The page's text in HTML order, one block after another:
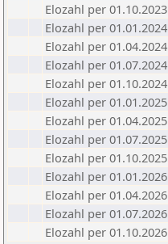
Elozahl per 01.10.2023
Elozahl per 01.01.2024
Elozahl per 01.04.2024
Elozahl per 01.07.2024
Elozahl per 01.10.2024
Elozahl per 01.01.2025
Elozahl per 01.04.2025
Elozahl per 01.07.2025
Elozahl per 01.10.2025
Elozahl per 01.01.2026
Elozahl per 01.04.2026
Elozahl per 01.07.2026
Elozahl per 01.10.2026